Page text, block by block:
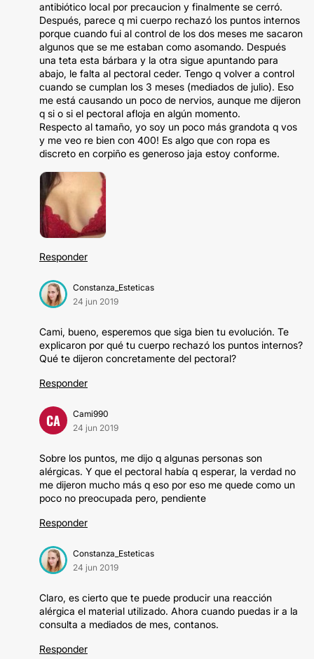
antibiótico local por precaucion y finalmente se cerró.
Después, parece q mi cuerpo rechazó los puntos internos
porque cuando fui al control de los dos meses me sacaron
algunos que se me estaban como asomando. Después
una teta esta bárbara y la otra sigue apuntando para
abajo, le falta al pectoral ceder. Tengo q volver a control
cuando se cumplan los 3 meses (mediados de julio). Eso
me está causando un poco de nervios, aunque me dijeron
q si o si el pectoral afloja en algún momento.
Respecto al tamaño, yo soy un poco más grandota q vos
y me veo re bien con 400! Es algo que con ropa es
discreto en corpiño es generoso jaja estoy conforme.
Responder
Constanza_Esteticas
24 jun 2019
Cami, bueno, esperemos que siga bien tu evolución. Te
explicaron por qué tu cuerpo rechazó los puntos internos?
Qué te dijeron concretamente del pectoral?
Responder
CA
Cami990
24 jun 2019
Sobre los puntos, me dijo q algunas personas son
alérgicas. Y que el pectoral había q esperar, la verdad no
me dijeron mucho más q eso por eso me quede como un
poco no preocupada pero, pendiente
Responder
Constanza_Esteticas
24 jun 2019
Claro, es cierto que te puede producir una reacción
alérgica el material utilizado. Ahora cuando puedas ir a la
consulta a mediados de mes, contanos.
Responder